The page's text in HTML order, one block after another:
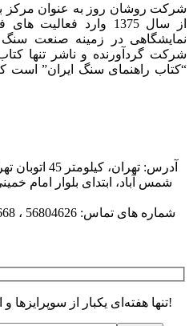
شرکت روشان روز به عنوان مرکز
از سال 1375 وارد
نمایشگاهی در زمینه صنعت سنگ
شرکت گردآورنده و ناشر تنها
“کتاب راهنمای سنگ ایران” است
آدرس:
شمس آباد، ابتدای بلوار امام
شماره های تماس: 56804626 ، 56804668 ، 56804630 ، 56804657
تنها هفته‌ای یکبار از سوپرایزها و اتفاقات هیجان انگیز باخبر شوید!